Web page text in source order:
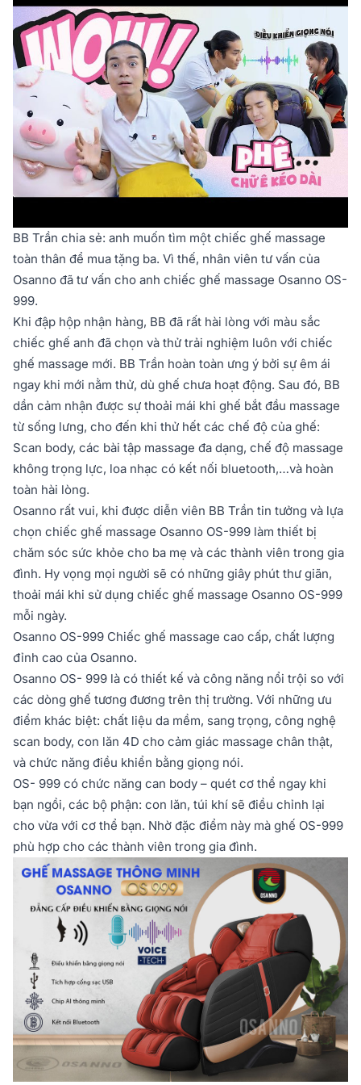
BB Trần chia sẻ: anh muốn tìm một chiếc ghế massage
toàn thân để mua tặng ba. Vì thế, nhân viên tư vấn của
Osanno đã tư vấn cho anh chiếc ghế massage Osanno OS-
999.
Khi đập hộp nhận hàng, BB đã rất hài lòng với màu sắc
chiếc ghế anh đã chọn và thử trải nghiệm luôn với chiếc
ghế massage mới. BB Trần hoàn toàn ưng ý bởi sự êm ái
ngay khi mới nằm thử, dù ghế chưa hoạt động. Sau đó, BB
dần cảm nhận được sự thoải mái khi ghế bắt đầu massage
từ sống lưng, cho đến khi thử hết các chế độ của ghế:
Scan body, các bài tập massage đa dạng, chế độ massage
không trọng lực, loa nhạc có kết nối bluetooth,…và hoàn
toàn hài lòng.
Osanno rất vui, khi được diễn viên BB Trần tin tưởng và lựa
chọn chiếc ghế massage Osanno OS-999 làm thiết bị
chăm sóc sức khỏe cho ba mẹ và các thành viên trong gia
đình. Hy vọng mọi người sẽ có những giây phút thư giãn,
thoải mái khi sử dụng chiếc ghế massage Osanno OS-999
mỗi ngày.
Osanno OS-999 Chiếc ghế massage cao cấp, chất lượng
đỉnh cao của Osanno.
Osanno OS- 999 là có thiết kế và công năng nổi trội so với
các dòng ghế tương đương trên thị trường. Với những ưu
điểm khác biệt: chất liệu da mềm, sang trọng, công nghệ
scan body, con lăn 4D cho cảm giác massage chân thật,
và chức năng điều khiển bằng giọng nói.
OS- 999 có chức năng can body – quét cơ thể ngay khi
bạn ngồi, các bộ phận: con lăn, túi khí sẽ điều chỉnh lại
cho vừa với cơ thể bạn. Nhờ đặc điểm này mà ghế OS-999
phù hợp cho các thành viên trong gia đình.